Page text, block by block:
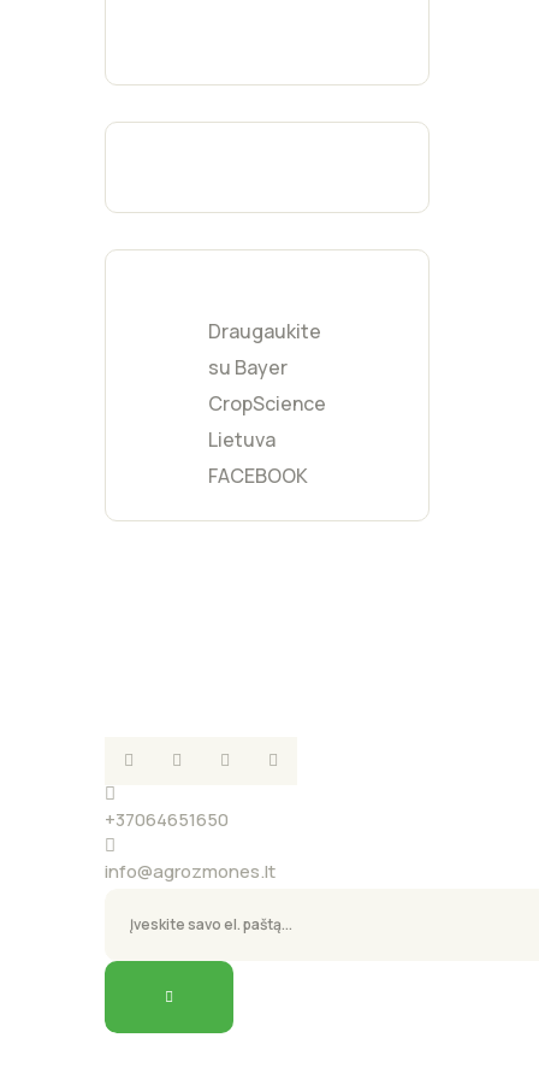
Moka (0)
Burgundijos
(0)
Persikinė (0)
Draugaukite
su Bayer
CropScience
Lietuva
FACEBOOK
+37064651650
info@agrozmones.lt